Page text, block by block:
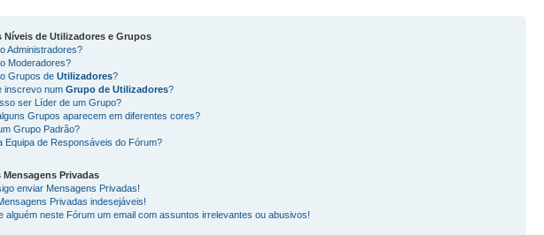
Níveis de Utilizadorese Grupos
Administradores?
Moderadores?
Grupos de Utilizadores?
inscrevo num Grupo de Utilizadores?
ser Líder de um Grupo?
Grupos aparecem em diferentes cores?
Grupo Padrão?
Equipa de Responsáveis do Fórum?
Mensagens Privadas
enviar Mensagens Privadas!
Privadas indesejáveis!
alguém neste Fórum um email com assuntos irrelevantes ou abusivos!